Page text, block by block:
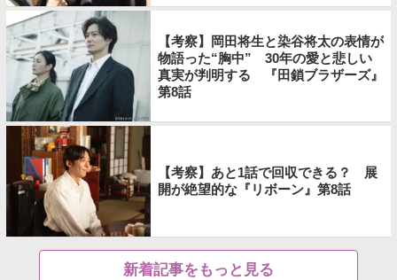
【考察】岡田将生と染谷将太の表情が
物語った“胸中” 30年の愛と悲しい
真実が判明する 『田鎖ブラザーズ』
第8話
【考察】あと1話で回収できる？ 展
開が絶望的な『リボーン』第8話
新着記事をもっと見る